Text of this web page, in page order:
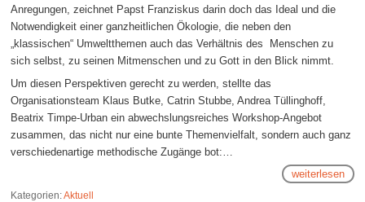
Anregungen, zeichnet Papst Franziskus darin doch das Ideal und die
Notwendigkeit einer ganzheitlichen Ökologie, die neben den
„klassischen“ Umweltthemen auch das Verhältnis des Menschen zu
sich selbst, zu seinen Mitmenschen und zu Gott in den Blick nimmt.
Um diesen Perspektiven gerecht zu werden, stellte das
Organisationsteam Klaus Butke, Catrin Stubbe, Andrea Tüllinghoff,
Beatrix Timpe-Urban ein abwechslungsreiches Workshop-Angebot
zusammen, das nicht nur eine bunte Themenvielfalt, sondern auch ganz
verschiedenartige methodische Zugänge bot:…
weiterlesen
Kategorien:Aktuell